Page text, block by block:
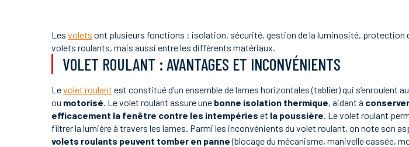
Les volets ont plusieurs fonctions : isolation, sécurité, gestion de la luminosité,
volets roulants, mais aussi entre les différents matériaux.
VOLET ROULANT : AVANTAGES ET INCONVÉNIENTS
Levolet roulant est constitué d’un ensemble de lames horizontales (tablier) qui s’enroulent
ou motorisé. Le volet roulant assure une bonne isolation thermique, aidant à
efficacement la fenêtre contre les intempéries et la poussière. Le volet roulant
filtrer la lumière à travers les lames. Parmi les inconvénients du volet roulant, on note son
volets roulants peuvent tomber en panne(blocage du mécanisme, manivelle cassée,